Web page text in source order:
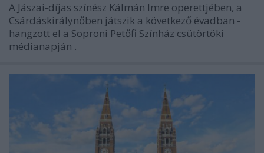
A Jászai-díjas színész Kálmán Imre operettjében, a
Csárdáskirálynőben játszik a következő évadban -
hangzott el a Soproni Petőfi Színház csütörtöki
médianapján .